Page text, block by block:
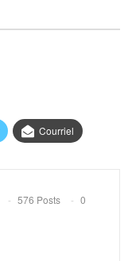
Courriel
576 Posts
0